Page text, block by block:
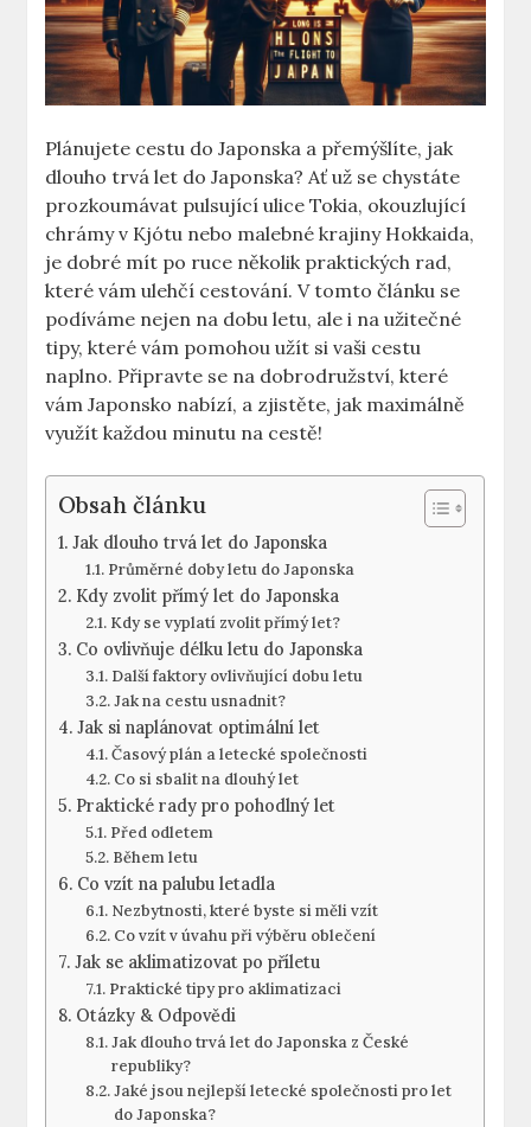
Plánujete cestu do Japonska a přemýšlíte, jak
dlouho trvá let do Japonska? Ať už se chystáte
prozkoumávat pulsující ulice Tokia, okouzlující
chrámy v Kjótu nebo malebné krajiny Hokkaida,
je dobré mít po ruce několik praktických rad,
které vám ulehčí cestování. V tomto článku se
podíváme nejen na dobu letu, ale i na užitečné
tipy, které vám pomohou užít si vaši cestu
naplno. Připravte se na dobrodružství, které
vám Japonsko nabízí, a zjistěte, jak maximálně
využít každou minutu na cestě!
Obsah článku
Jak dlouho trvá let do Japonska
Průměrné doby letu do Japonska
Kdy zvolit přímý let do Japonska
Kdy se vyplatí zvolit přímý let?
Co ovlivňuje délku letu do Japonska
Další faktory ovlivňující dobu letu
Jak na cestu usnadnit?
Jak si naplánovat optimální let
Časový plán a letecké společnosti
Co si sbalit na dlouhý let
Praktické rady pro pohodlný let
Před odletem
Během letu
Co vzít na palubu letadla
Nezbytnosti, které byste si měli vzít
Co vzít v úvahu při výběru oblečení
Jak se aklimatizovat po příletu
Praktické tipy pro aklimatizaci
Otázky & Odpovědi
Jak dlouho trvá let do Japonska z České
republiky?
Jaké jsou nejlepší letecké společnosti pro let
do Japonska?